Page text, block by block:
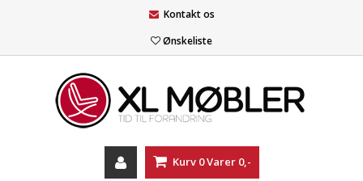
Kontakt os
Ønskeliste
Kurv 0Varer 0,-